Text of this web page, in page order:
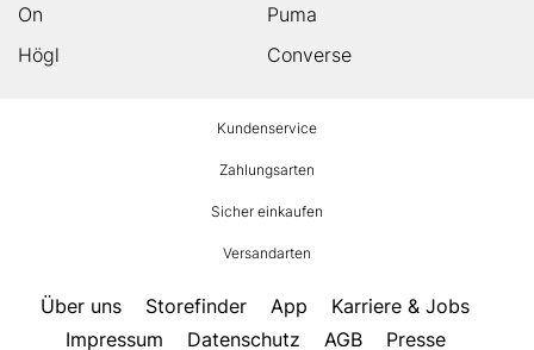
On
Puma
Högl
Converse
Kundenservice
Zahlungsarten
Sicher einkaufen
Versandarten
Über uns Storefinder App
Karriere & Jobs
Impressum
Datenschutz AGB Presse